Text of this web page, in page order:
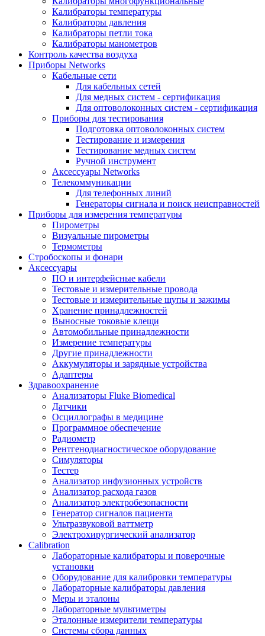
Калибраторы температуры
Калибраторы давления
Калибраторы петли тока
Калибраторы манометров
Контроль качества воздуха
Приборы Networks
Кабельные сети
Для кабельных сетей
Для медных систем - сертификация
Для оптоволоконных систем - сертификация
Приборы для тестирования
Подготовка оптоволоконных систем
Тестирование и измерения
Тестирование медных систем
Ручной инструмент
Аксессуары Networks
Телекоммуникации
Для телефонных линий
Генераторы сигнала и поиск неисправностей
Приборы для измерения температуры
Пирометры
Визуальные пирометры
Термометры
Стробоскопы и фонари
Аксессуары
ПО и интерфейсные кабели
Тестовые и измерительные провода
Тестовые и измерительные щупы и зажимы
Хранение принадлежностей
Выносные токовые клещи
Автомобильные принадлежности
Измерение температуры
Другие принадлежности
Аккумуляторы и зарядные устройства
Адаптеры
Здравоохранение
Анализаторы Fluke Biomedical
Датчики
Осциллографы в медицине
Программное обеспечение
Радиометр
Рентгенодиагностическое оборудование
Симуляторы
Тестер
Анализатор инфузионных устройств
Анализатор расхода газов
Анализатор электробезопасности
Генератор сигналов пациента
Ультразвуковой ваттметр
Электрохирургический анализатор
Calibration
Лабораторные калибраторы и поверочные
установки
Оборудование для калибровки температуры
Лабораторные калибраторы давления
Меры и эталоны
Лабораторные мультиметры
Эталонные измерители температуры
Системы сбора данных